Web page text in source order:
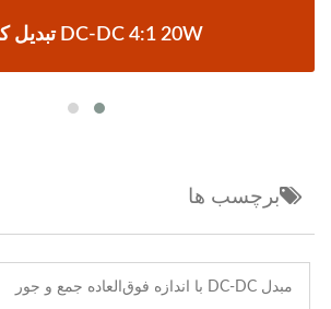
تبدیل کننده DC-DC 4:1 20W
برچسب ها
مبدل DC-DC با اندازه فوق‌العاده جمع و جور